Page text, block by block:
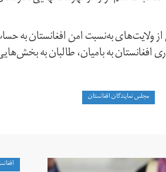
ولایت‌های به‌نسبت امن افغانستان به
به بامیان، طالبان به
مجلس نمایندگان افغانستان